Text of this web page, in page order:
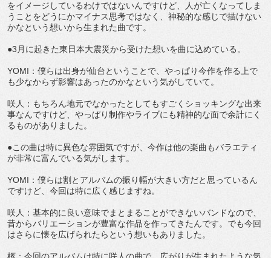
をイメージしているわけではないんですけど、人が亡くなってしま
うことをどうにかマイナス思考ではなく、神秘的な感じで描けない
かなという想いから生まれた曲です。
●3月に起きた東日本大震災から受けた想いを曲に込めている。
YOMI：僕らは出身が仙台ということで、やっぱり今作を作る上で
も少なからず影響はあったのかなという気がしていて。
咲人：もちろん地元でなかったとしてもすごくショッキングな出来
事なんですけど、やっぱり制作やライブにも精神的な面で余計にく
るものがありました。
●この曲は特に異色な雰囲気ですが、今作は他の楽曲もバラエティ
が非常に富んでいる気がします。
YOMI：僕らは割とアルバムの振り幅が大きい方だと思っているん
ですけど、今回は特に広く感じますね。
咲人：基本的に良い意味でまとまることができないバンドなので、
昔からバリエーションが豊富な作品を作ってきたんです。でも今回
はさらに懐を広げられたらという想いもありました。